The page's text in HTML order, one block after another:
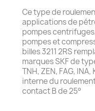
Ce type de
applications de
pompes
pompes et
billes 3211 2RS
marques SKF de
TNH, ZEN, FAG, INA,
interne du
contact B de 25°